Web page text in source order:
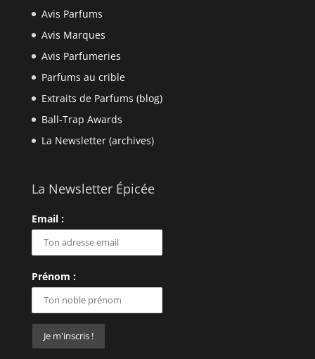
Avis Parfums
Avis Marques
Avis Parfumeries
Parfums au crible
Extraits de Parfums (blog)
Ball-Trap Awards
La Newsletter (archives)
La Newsletter Épicée
Email :
Prénom :